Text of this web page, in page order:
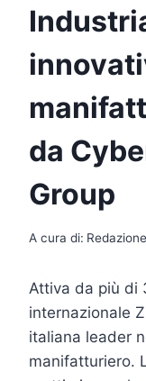
da
Group
A cura di: Redazione
Attiva da più di
internazionale
italiana leader
manifatturiero.